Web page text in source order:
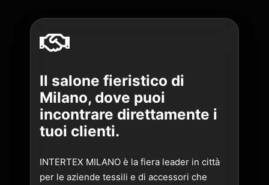
Il salone fieristico di
Milano, dove puoi
incontrare direttamente i
tuoi clienti.
INTERTEX MILANO è la fiera leader in città
per le aziende tessili e di accessori che